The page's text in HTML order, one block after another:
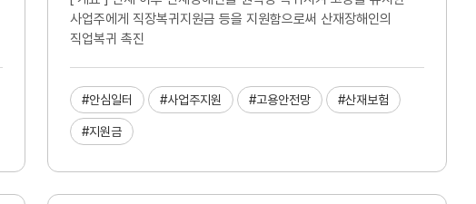
사업주에게 직장복귀지원금 등을 지원함으로써 산재장해인의
직업복귀 촉진
#안심일터 #사업주지원 #고용안전망 #산재보험
#지원금